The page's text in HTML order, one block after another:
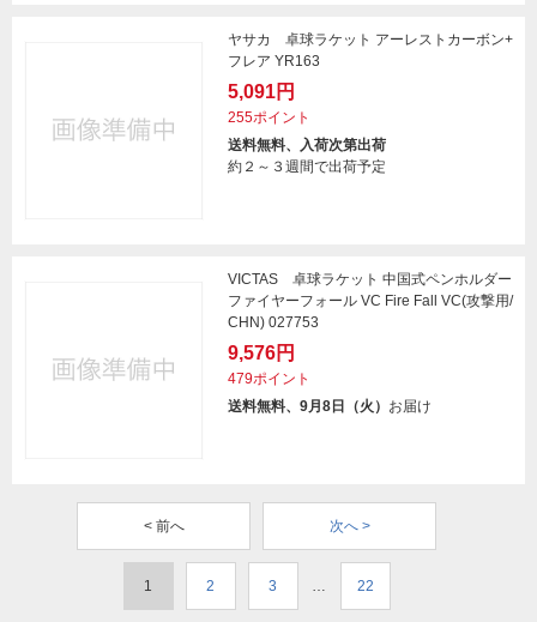
ヤサカ 卓球ラケット アーレストカーボン+
フレア YR163
5,091円
255ポイント
送料無料、入荷次第出荷
約２～３週間で出荷予定
VICTAS 卓球ラケット 中国式ペンホルダー
ファイヤーフォール VC Fire Fall VC(攻撃用/
CHN) 027753
9,576円
479ポイント
送料無料、9月8日（火） お届け
< 前へ 次へ >
1 2 3 … 22